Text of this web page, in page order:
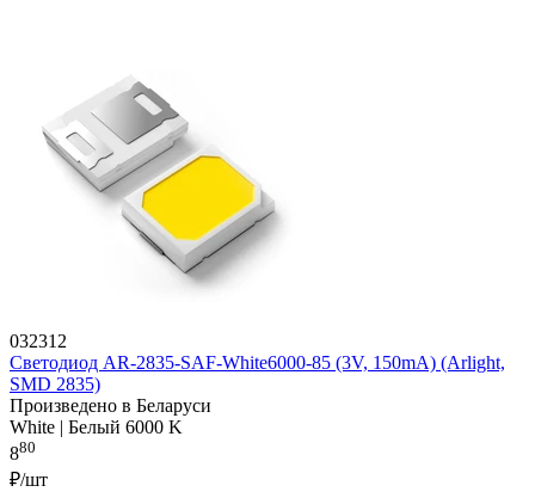
032312
Светодиод AR-2835-SAF-White6000-85 (3V, 150mA) (Arlight,
SMD 2835)
Произведено в Беларуси
White | Белый 6000 K
880
₽/шт